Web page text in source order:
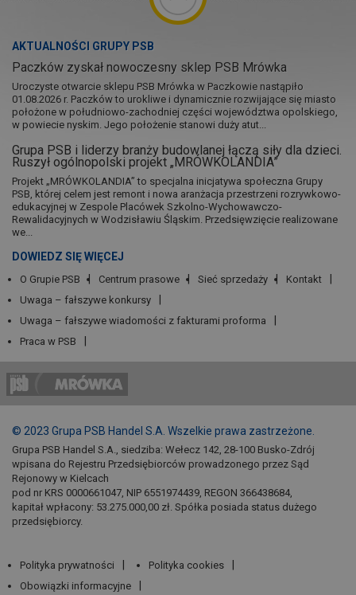
AKTUALNOŚCI GRUPY PSB
Paczków zyskał nowoczesny sklep PSB Mrówka
Uroczyste otwarcie sklepu PSB Mrówka w Paczkowie nastąpiło
01.08.2026 r. Paczków to urokliwe i dynamicznie rozwijające się miasto
położone w południowo-zachodniej części województwa opolskiego,
w powiecie nyskim. Jego położenie stanowi duży atut...
Grupa PSB i liderzy branży budowlanej łączą siły dla dzieci.
Ruszył ogólnopolski projekt „MRÓWKOLANDIA”
Projekt „MRÓWKOLANDIA” to specjalna inicjatywa społeczna Grupy
PSB, której celem jest remont i nowa aranżacja przestrzeni rozrywkowo-
edukacyjnej w Zespole Placówek Szkolno-Wychowawczo-
Rewalidacyjnych w Wodzisławiu Śląskim. Przedsięwzięcie realizowane
we...
DOWIEDZ SIĘ WIĘCEJ
O Grupie PSB Centrum prasowe Sieć sprzedaży
Kontakt
Uwaga – fałszywe konkursy
Uwaga – fałszywe wiadomości z fakturami proforma
Praca w PSB
© 2023 Grupa PSB Handel S.A. Wszelkie prawa zastrzeżone.
Grupa PSB Handel S.A., siedziba: Wełecz 142, 28-100 Busko-Zdrój
wpisana do Rejestru Przedsiębiorców prowadzonego przez Sąd
Rejonowy w Kielcach
pod nr KRS 0000661047, NIP 6551974439, REGON 366438684,
kapitał wpłacony: 53.275.000,00 zł. Spółka posiada status dużego
przedsiębiorcy.
Polityka prywatności
Polityka cookies
Obowiązki informacyjne